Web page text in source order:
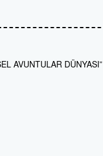
AVUNTULAR DÜNYASI”